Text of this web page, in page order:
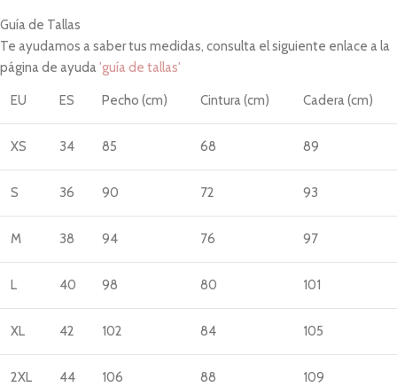
Guía de Tallas
Te ayudamos a saber tus medidas, consulta el siguiente enlace a la
página de ayuda'guía de tallas'
EU ES Pecho (cm) Cintura (cm) Cadera (cm)
XS 34 85 68 89
S 36 90 72 93
M 38 94 76 97
L 40 98 80 101
XL 42 102 84 105
2XL 44 106 88 109